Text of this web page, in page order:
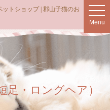
t
o
g
v
Menu
トショップ | 郡山子猫のお
足・ロングヘア）